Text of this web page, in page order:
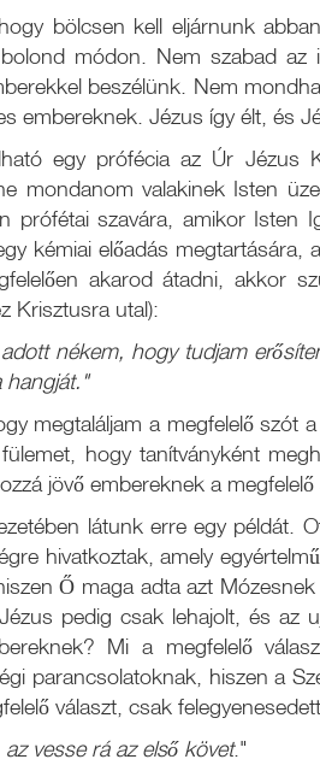
bölcsen kell eljárnunk
módon. Nem szabad
beszélünk. Nem
embereknek. Jézus így élt, és
egy prófécia az Úr Jézus
mondanom valakinek Isten
prófétai szavára, amikor Isten
kémiai előadás
akarod átadni, akkor
Krisztusra utal):
nékem, hogy tudjam
hangját."
megtaláljam a megfelelő
hogy tanítványként
jövő embereknek a
látunk erre egy példát.
hivatkoztak, amely
Ő maga adta azt
pedig csak lehajolt, és az
Mi a megfelelő
parancsolatoknak, hiszen a
választ, csak
vesse rá az első követ."